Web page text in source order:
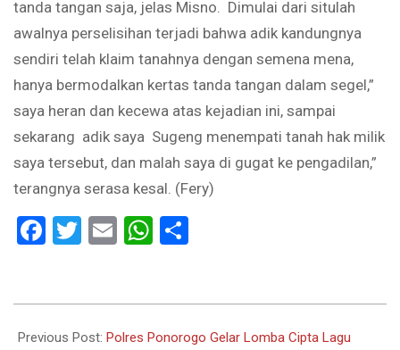
tanda tangan saja, jelas Misno. Dimulai dari situlah
awalnya perselisihan terjadi bahwa adik kandungnya
sendiri telah klaim tanahnya dengan semena mena,
hanya bermodalkan kertas tanda tangan dalam segel,”
saya heran dan kecewa atas kejadian ini, sampai
sekarang adik saya Sugeng menempati tanah hak milik
saya tersebut, dan malah saya di gugat ke pengadilan,”
terangnya serasa kesal. (Fery)
Facebook
Twitter
EmailWhatsApp
09-
Previous Post: Polres Ponorogo Gelar Lomba Cipta Lagu